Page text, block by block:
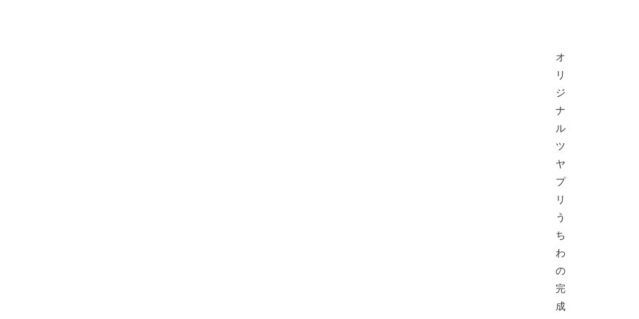
オ
リ
ジ
ナ
ル
ツ
ヤ
プ
リ
う
ち
わ
の
完
成